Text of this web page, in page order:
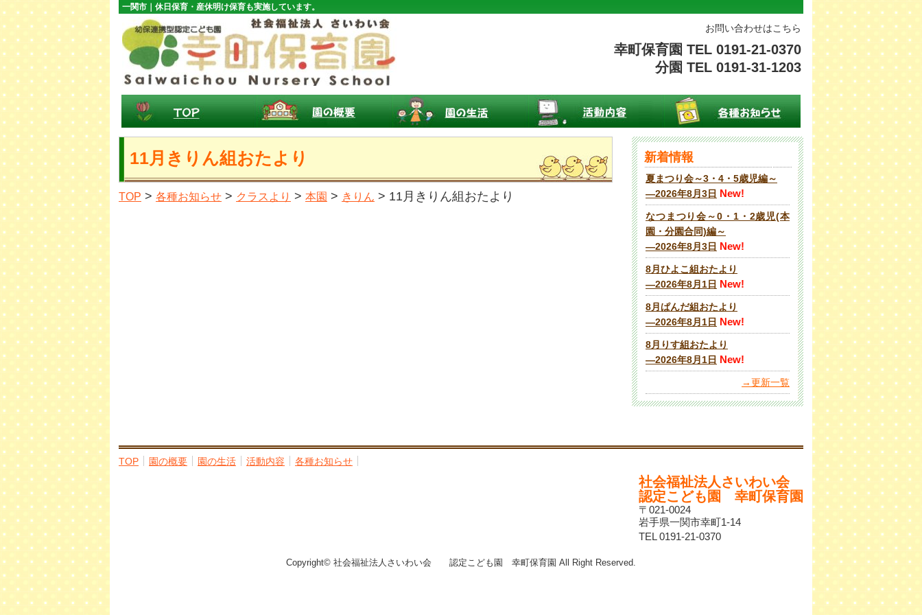
一関市｜休日保育・産休明け保育も実施しています。
お問い合わせはこちら
幸町保育園 TEL 0191-21-0370
分園 TEL 0191-31-1203
11月きりん組おたより
TOP > 各種お知らせ > クラスより > 本園 > きりん > 11月きりん組おたより
新着情報
夏まつり会～3・4・5歳児編～
―2026年8月3日 New!
なつまつり会～0・1・2歳児(本
園・分園合同)編～
―2026年8月3日 New!
8月ひよこ組おたより
―2026年8月1日 New!
8月ぱんだ組おたより
―2026年8月1日 New!
8月りす組おたより
―2026年8月1日 New!
→更新一覧
TOP 園の概要 園の生活 活動内容 各種お知らせ
社会福祉法人さいわい会
認定こども園 幸町保育園
〒021-0024
岩手県一関市幸町1-14
TEL 0191-21-0370
Copyright© 社会福祉法人さいわい会 認定こども園 幸町保育園 All Right Reserved.